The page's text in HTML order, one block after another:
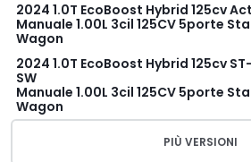
2024 1.0T EcoBoost Hybrid 125cv
Manuale 1.00L 3cil 125CV 5porte
Wagon
2024 1.0T EcoBoost Hybrid 125cv
SW
Manuale 1.00L 3cil 125CV 5porte
Wagon
PIÙ VERSIONI